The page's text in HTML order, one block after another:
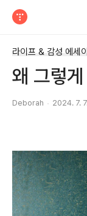
라이프 & 감성 에세
왜 그렇
Deborah 2024. 7.